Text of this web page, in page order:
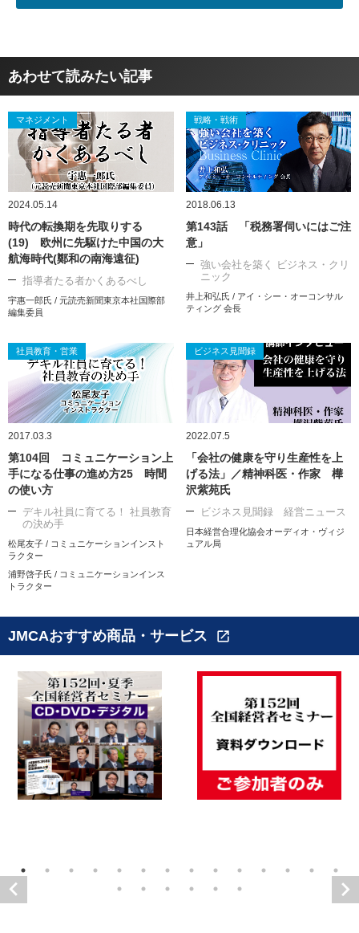
あわせて読みたい記事
マネジメント
2024.05.14
時代の転換期を先取りする
(19) 欧州に先駆けた中国の大
航海時代(鄭和の南海遠征)
指導者たる者かくあるべし
宇惠一郎氏 / 元読売新聞東京本社国際部
編集委員
戦略・戦術
2018.06.13
第143話 「税務署伺いにはご注
意」
強い会社を築く ビジネス・クリ
ニック
井上和弘氏 / アイ・シー・オーコンサル
ティング 会長
社員教育・営業
2017.03.3
第104回 コミュニケーション上
手になる仕事の進め方25 時間
の使い方
デキル社員に育てる！ 社員教育
の決め手
松尾友子 / コミュニケーションインスト
ラクター
浦野啓子氏 / コミュニケーションインス
トラクター
ビジネス見聞録
2022.07.5
「会社の健康を守り生産性を上
げる法」／精神科医・作家 樺
沢紫苑氏
ビジネス見聞録 経営ニュース
日本経営合理化協会オーディオ・ヴィジ
ュアル局
JMCAおすすめ商品・サービス open_in_new